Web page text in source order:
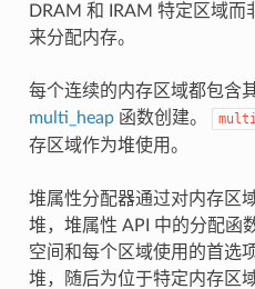
DRAM 和 IRAM 特定区域
来分配内存。
每个连续的内存区域都包含
multi_heap函数创建。
存区域作为堆使用。
堆属性分配器通过对内存区
堆，堆属性 API 中的分配函
空间和每个区域使用的首选
堆，随后为位于特定内存区